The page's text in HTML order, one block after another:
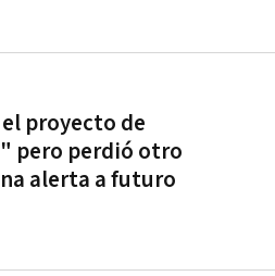
proyecto de
pero perdió otro
alerta a futuro